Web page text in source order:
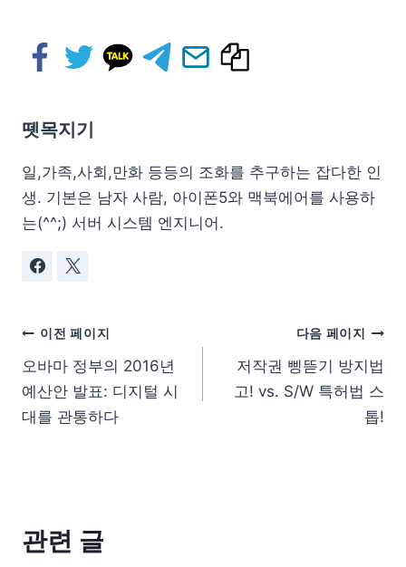
뗏목지기
일,가족,사회,만화 등등의 조화를 추구하는 잡다한 인
생. 기본은 남자 사람, 아이폰5와 맥북에어를 사용하
는(^^;) 서버 시스템 엔지니어.
이전 페이지
오바마 정부의 2016년
예산안 발표: 디지털 시
대를 관통하다
다음 페이지
저작권 삥뜯기 방지법
고! vs. S/W 특허법 스
톱!
관련 글